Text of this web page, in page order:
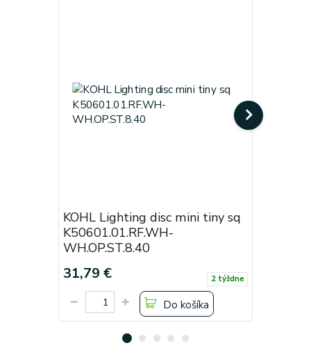
KOHL Lighting disc mini tiny sq
K50601.01.RF.WH-
WH.OP.ST.8.40
31,79 € 2 týždne
Do košíka